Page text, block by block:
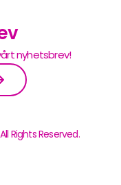
nyhetsbrev!
Rights Reserved.